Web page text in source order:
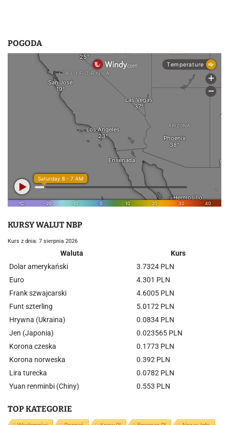
POGODA
KURSY WALUT NBP
Kurs z dnia: 7 sierpnia 2026
Waluta
Kurs
Dolar amerykański
3.7324 PLN
Euro
4.301 PLN
Frank szwajcarski
4.6005 PLN
Funt szterling
5.0172 PLN
Hrywna (Ukraina)
0.0834 PLN
Jen (Japonia)
0.023565 PLN
Korona czeska
0.1773 PLN
Korona norweska
0.392 PLN
Lira turecka
0.0782 PLN
Yuan renminbi (Chiny)
0.553 PLN
TOP KATEGORIE